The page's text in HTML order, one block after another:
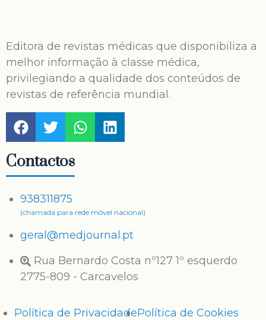
Editora de revistas médicas que disponibiliza a
melhor informação à classe médica,
privilegiando a qualidade dos conteúdos de
revistas de referência mundial.
Contactos
938311875
(chamada para rede móvel nacional)
geral@medjournal.pt
Rua Bernardo Costa nº127 1º esquerdo
2775-809 - Carcavelos
Política de PrivacidadePolítica de Cookies